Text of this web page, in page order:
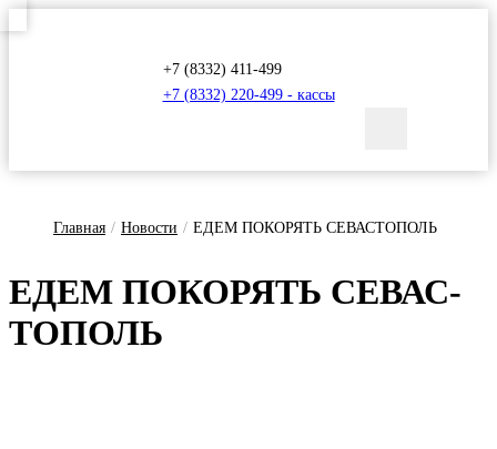
+7 (8332) 411-499
+7 (8332) 220-499 - кассы
Главная / Новости / ЕДЕМ ПОКОРЯТЬ СЕВАСТОПОЛЬ
Е­ДЕМ ПО­КО­РЯТЬ СЕ­ВАС­
ТО­ПОЛЬ